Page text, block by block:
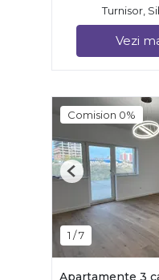
Turnisor,
Vezi
Comision 0%
1 /7
Previous
Apartamente 3